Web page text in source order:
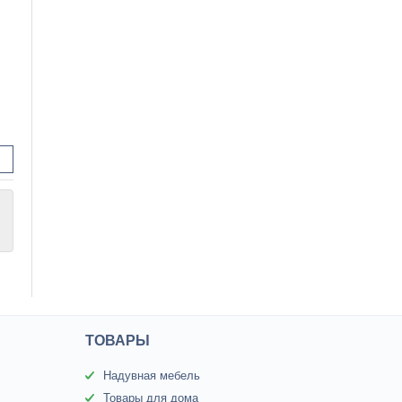
ТОВАРЫ
Надувная мебель
Товары для дома